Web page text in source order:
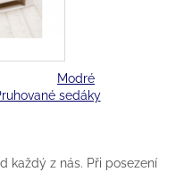
Modré
sedáky
každý z nás. Při posezení